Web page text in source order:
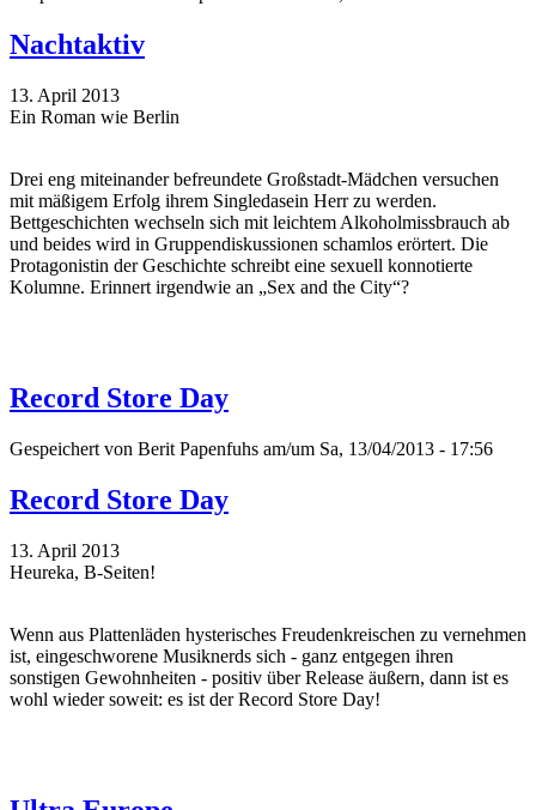
Nachtaktiv
13. April 2013
Ein Roman wie Berlin
Drei eng miteinander befreundete Großstadt-Mädchen versuchen
mit mäßigem Erfolg ihrem Singledasein Herr zu werden.
Bettgeschichten wechseln sich mit leichtem Alkoholmissbrauch ab
und beides wird in Gruppendiskussionen schamlos erörtert. Die
Protagonistin der Geschichte schreibt eine sexuell konnotierte
Kolumne. Erinnert irgendwie an „Sex and the City“?
Record Store Day
Gespeichert von Berit Papenfuhs am/um Sa, 13/04/2013 - 17:56
Record Store Day
13. April 2013
Heureka, B-Seiten!
Wenn aus Plattenläden hysterisches Freudenkreischen zu vernehmen
ist, eingeschworene Musiknerds sich - ganz entgegen ihren
sonstigen Gewohnheiten - positiv über Release äußern, dann ist es
wohl wieder soweit: es ist der Record Store Day!